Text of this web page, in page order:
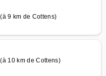
9 km de Cottens)
10 km de Cottens)